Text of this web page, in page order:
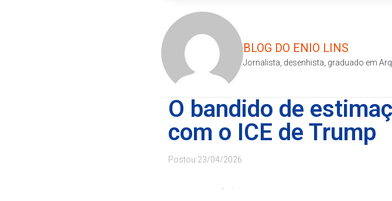
BLOG DO ENIO LINS
Jornalista, desenhista, graduado em
O bandido de
com o ICE de Trump
Postou 23/04/2026